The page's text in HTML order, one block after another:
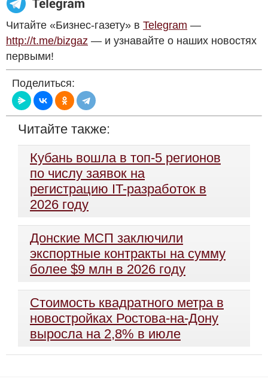
Читайте «Бизнес-газету» в Telegram —
http://t.me/bizgaz — и узнавайте о наших новостях
первыми!
Поделиться:
Читайте также:
Кубань вошла в топ-5 регионов
по числу заявок на
регистрацию IT-разработок в
2026 году
Донские МСП заключили
экспортные контракты на сумму
более $9 млн в 2026 году
Стоимость квадратного метра в
новостройках Ростова-на-Дону
выросла на 2,8% в июле